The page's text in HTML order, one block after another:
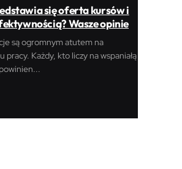
się oferta kursów i
Wasze opinie
są ogromnym atutem na
pracy. Każdy, kto liczy na wspaniałą